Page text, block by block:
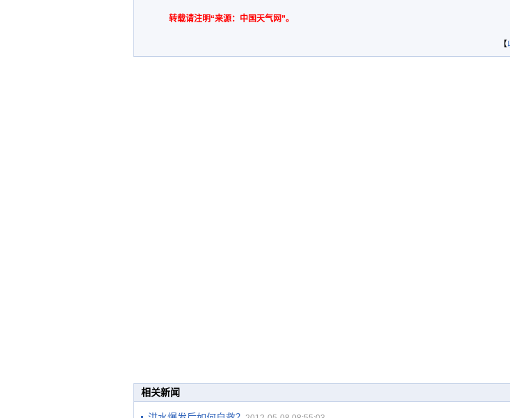
转载请注明“来源：中国天气网”。
【
相关新闻